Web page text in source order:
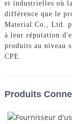
et industrielles où
différence que le
Material Co., Ltd.
à leur réputation
produits au niveau
CPE.
Produits